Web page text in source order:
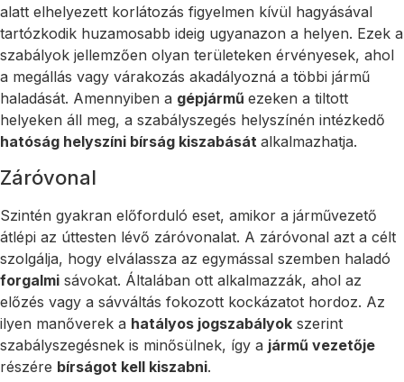
alatt elhelyezett korlátozás figyelmen kívül hagyásával
tartózkodik huzamosabb ideig ugyanazon a helyen. Ezek a
szabályok jellemzően olyan területeken érvényesek, ahol
a megállás vagy várakozás akadályozná a többi jármű
haladását. Amennyiben a gépjármű ezeken a tiltott
helyeken áll meg, a szabályszegés helyszínén intézkedő
hatóság helyszíni bírság kiszabását alkalmazhatja.
Záróvonal
Szintén gyakran előforduló eset, amikor a járművezető
átlépi az úttesten lévő záróvonalat. A záróvonal azt a célt
szolgálja, hogy elválassza az egymással szemben haladó
forgalmi sávokat. Általában ott alkalmazzák, ahol az
előzés vagy a sávváltás fokozott kockázatot hordoz. Az
ilyen manőverek a hatályos jogszabályok szerint
szabályszegésnek is minősülnek, így a jármű vezetője
részére bírságot kell kiszabni.